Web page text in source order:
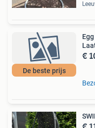
De beste prijs
€